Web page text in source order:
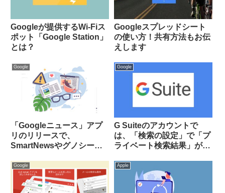
Googleが提供するWi-Fiス
ポット「Google Station」
とは？
Googleスプレッドシート
の使い方！共有方法もお伝
えします
Google
「Googleニュース」アプ
リのリリースで、
SmartNewsやグノシーは
Google
G Suiteのアカウントで
は、「検索の設定」で「プ
ライベート検索結果」が表
Google Apple